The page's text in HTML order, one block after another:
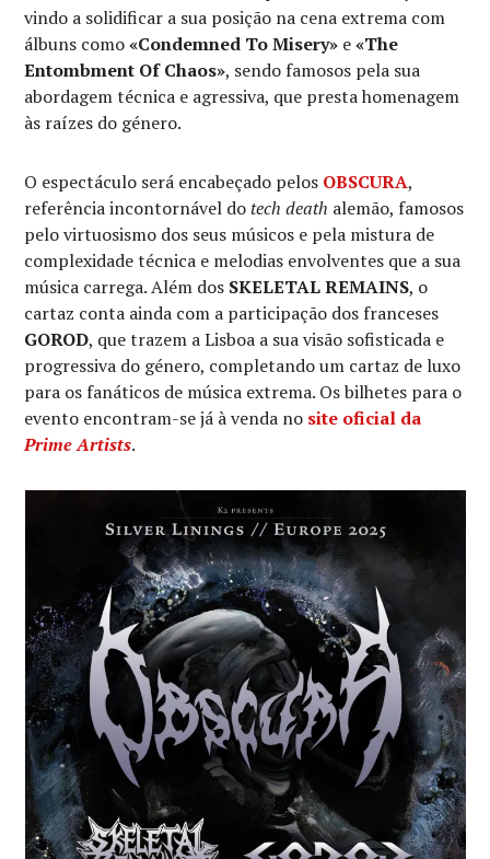
vindo a solidificar a sua posição na cena extrema com
álbuns como«Condemned To Misery» e«The
Entombment Of Chaos», sendo famosos pela sua
abordagem técnica e agressiva, que presta homenagem
às raízes do género.
O espectáculo será encabeçado pelos OBSCURA,
referência incontornável dotech death alemão, famosos
pelo virtuosismo dos seus músicos e pela mistura de
complexidade técnica e melodias envolventes que a sua
música carrega. Além dos SKELETAL REMAINS, o
cartaz conta ainda com a participação dos franceses
GOROD, que trazem a Lisboa a sua visão sofisticada e
progressiva do género, completando um cartaz de luxo
para os fanáticos de música extrema. Os bilhetes para o
evento encontram-se já à venda no site oficial da
Prime Artists.